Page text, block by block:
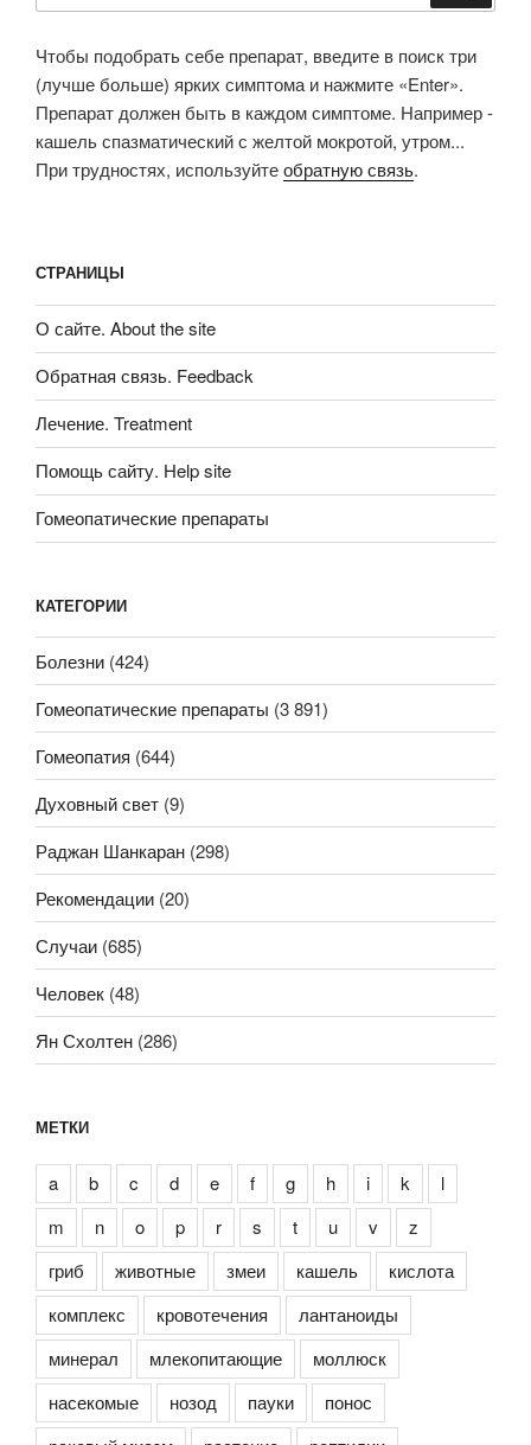
Чтобы подобрать себе препарат, введите в поиск три
(лучше больше) ярких симптома и нажмите «Enter».
Препарат должен быть в каждом симптоме. Например -
кашель спазматический с желтой мокротой, утром...
При трудностях, используйтеобратную связь.
СТРАНИЦЫ
О сайте. About the site
Обратная связь. Feedback
Лечение. Treatment
Помощь сайту. Help site
Гомеопатические препараты
КАТЕГОРИИ
Болезни (424)
Гомеопатические препараты (3 891)
Гомеопатия (644)
Духовный свет (9)
Раджан Шанкаран (298)
Рекомендации (20)
Случаи (685)
Человек (48)
Ян Схолтен (286)
МЕТКИ
a b c d e f g h i k
l
m
n o p r s t u v
z
гриб
животные змеи кашель
кислота
комплекс
кровотечения
лантаноиды
минерал
млекопитающие
моллюск
насекомые
нозод пауки
понос